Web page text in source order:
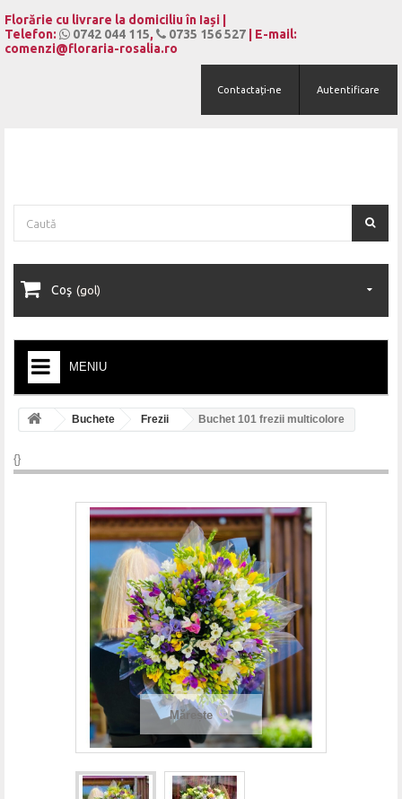
Florărie cu livrare la domiciliu în Iași |
Telefon:
0742 044 115, 0735 156 527 | E-mail:
comenzi@floraria-rosalia.ro
Autentificare
Contactați-ne
Coş (gol)
MENIU
HOME
COLECȚIA ROSALIA SELECT
CORONITE PREMIERE
CONDOLEANTE
Buchete Frezii Buchet 101 frezii multicolore
{}
Mărește